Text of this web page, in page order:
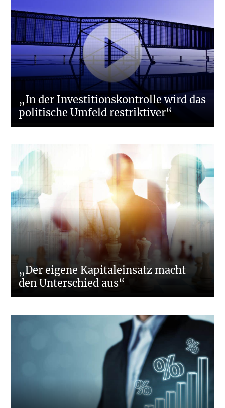
„In der Investitionskontrolle wird das
politische Umfeld restriktiver“
„Der eigene Kapitaleinsatz macht
den Unterschied aus“